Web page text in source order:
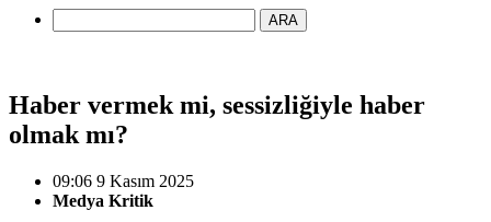
ARA
Haber vermek mi, sessizliğiyle haber
olmak mı?
09:06 9 Kasım 2025
Medya Kritik